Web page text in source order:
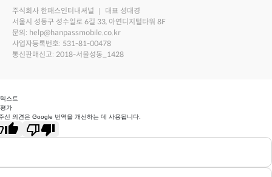
주식회사 한패스인터내셔널 ｜ 대표 성대경
서울시 성동구 성수일로 6길 33, 아연디지털타워 8F
문의: help@hanpassmobile.co.kr
사업자등록번호: 531-81-00478
통신판매신고: 2018-서울성동_1428
스트
가
신 의견은 Google 번역을 개선하는 데 사용됩니다.